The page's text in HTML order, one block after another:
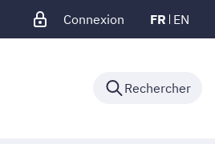
Connexion FR EN
Rechercher